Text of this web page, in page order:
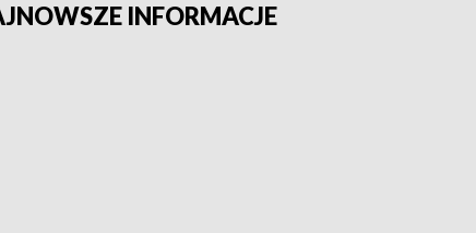
INFORMACJE